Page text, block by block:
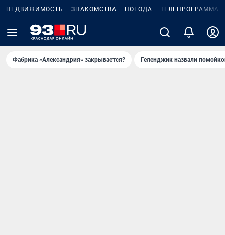
НЕДВИЖИМОСТЬ ЗНАКОМСТВА ПОГОДА ТЕЛЕПРОГРАММА
Фабрика «Александрия» закрывается? Геленджик назвали